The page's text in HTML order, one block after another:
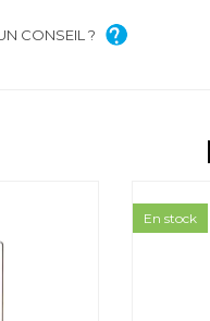
CONSEIL ?
En stock